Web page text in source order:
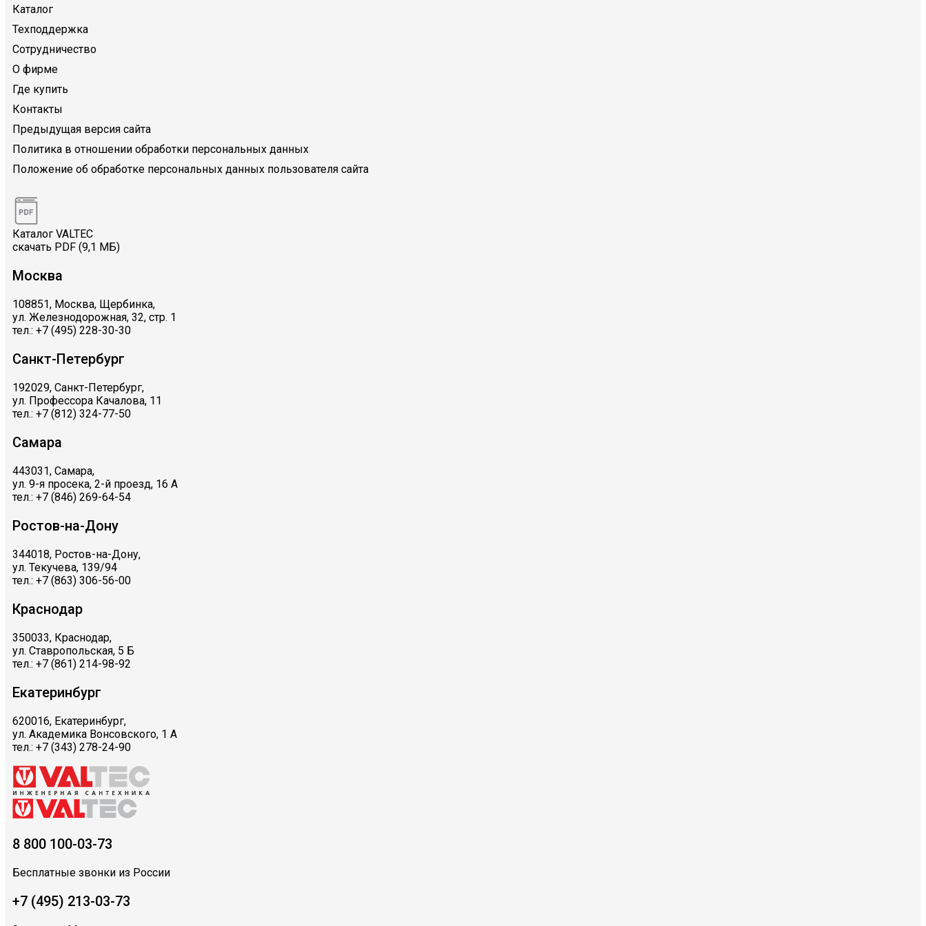
Каталог
Техподдержка
Сотрудничество
О фирме
Где купить
Контакты
Предыдущая версия сайта
Политика в отношении обработки персональных данных
Положение об обработке персональных данных пользователя сайта
Каталог VALTEC
скачать PDF (9,1 МБ)
Москва
108851, Москва, Щербинка,
ул. Железнодорожная, 32, стр. 1
тел.: +7 (495) 228-30-30
Санкт-Петербург
192029, Санкт-Петербург,
ул. Профессора Качалова, 11
тел.: +7 (812) 324-77-50
Самара
443031, Самара,
ул. 9-я просека, 2-й проезд, 16 А
тел.: +7 (846) 269-64-54
Ростов-на-Дону
344018, Ростов-на-Дону,
ул. Текучева, 139/94
тел.: +7 (863) 306-56-00
Краснодар
350033, Краснодар,
ул. Ставропольская, 5 Б
тел.: +7 (861) 214-98-92
Екатеринбург
620016, Екатеринбург,
ул. Академика Вонсовского, 1 А
тел.: +7 (343) 278-24-90
8 800 100-03-73
Бесплатные звонки из России
+7 (495) 213-03-73